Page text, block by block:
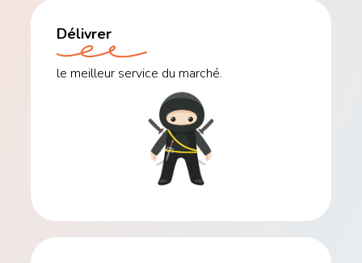
Délivrer
le meilleur service du marché.